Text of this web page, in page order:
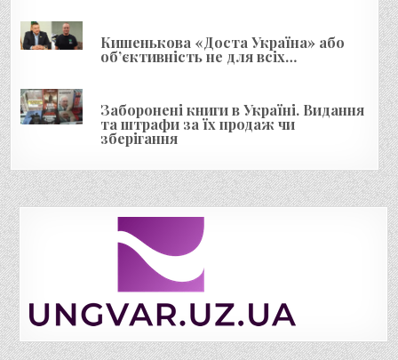
Кишенькова «Доста Україна» або
об’єктивність не для всіх…
Заборонені книги в Україні. Видання
та штрафи за їх продаж чи
зберігання